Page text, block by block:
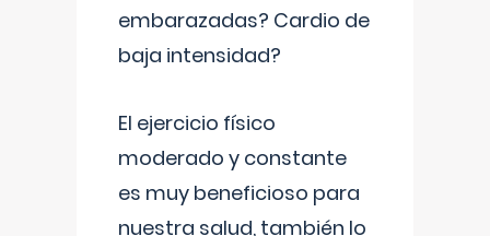
embarazadas? Cardio de
baja intensidad?
El ejercicio físico
moderado y constante
es muy beneficioso para
nuestra salud, también lo